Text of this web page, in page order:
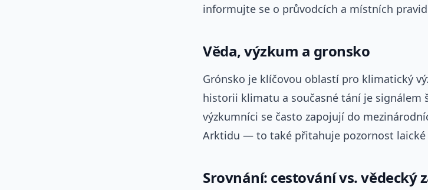
informujte se o průvodcích a místních
Věda, výzkum a gronsko
Grónsko je klíčovou oblastí pro klimatický
historii klimatu a současné tání je signálem
výzkumníci se často zapojují do
Arktidu — to také přitahuje pozornost laické
Srovnání: cestování vs. vědecký